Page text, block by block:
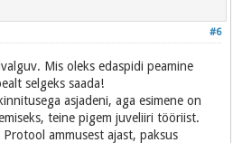
#6
Mis oleks edaspidi peamine
selgeks saada!
asjadeni, aga esimene on
teine pigem juveliiri tööriist.
ammusest ajast, paksus